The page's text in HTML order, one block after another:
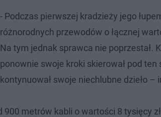
- Podczas pierwszej kradzieży jego
różnorodnych przewodów o łącznej
Na tym jednak sprawca nie poprzestał.
ponownie swoje kroki skierował pod ten
kontynuował swoje niechlubne dzieło –
900 metrów kabli o wartości 8 tysięcy